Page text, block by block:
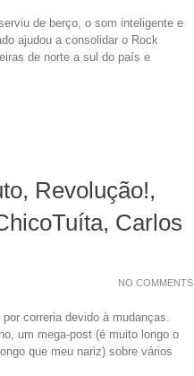
de berço, o som inteligente e
ajudou a consolidar o Rock
de norte a sul do país e
Revolução!,
Carlos
NO COMMENTS
correria devido à mudanças.
um mega-post (é muito longo o
que meu nariz) sobre vários